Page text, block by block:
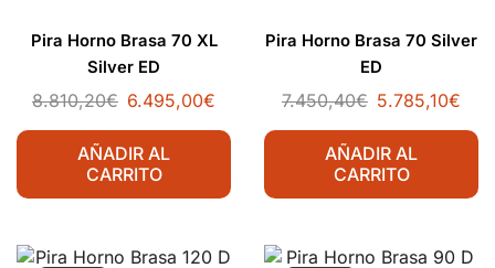
Pira Horno Brasa 70 XL
Silver ED
8.810,20€ 6.495,00€
AÑADIR AL
CARRITO
Pira Horno Brasa 70 Silver
ED
7.450,40€ 5.785,10€
AÑADIR AL
CARRITO